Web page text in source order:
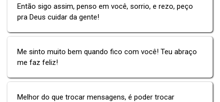
Então sigo assim, penso em você, sorrio, e rezo, peço
pra Deus cuidar da gente!
Me sinto muito bem quando fico com você! Teu abraço
me faz feliz!
Melhor do que trocar mensagens, é poder trocar